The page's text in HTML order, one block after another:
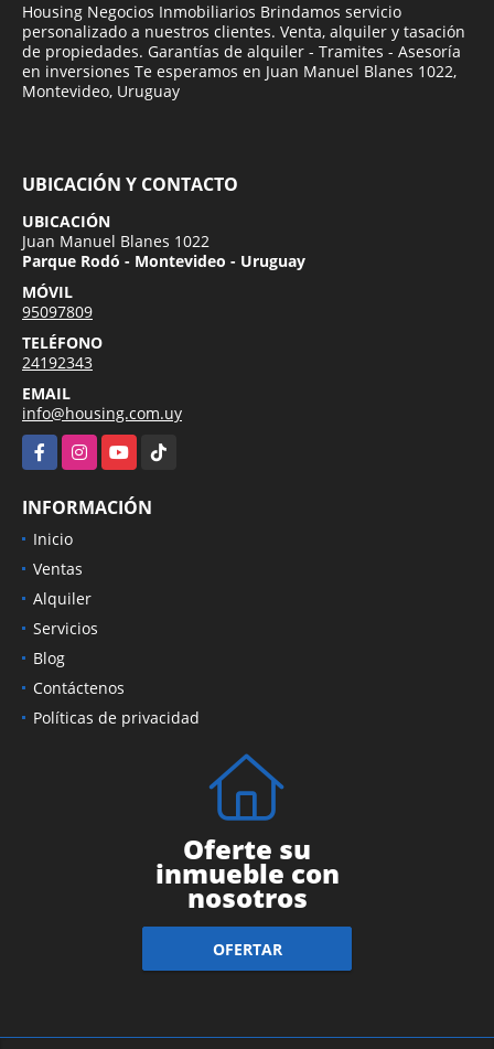
Housing Negocios Inmobiliarios Brindamos servicio
personalizado a nuestros clientes. Venta, alquiler y tasación
de propiedades. Garantías de alquiler - Tramites - Asesoría
en inversiones Te esperamos en Juan Manuel Blanes 1022,
Montevideo, Uruguay
UBICACIÓN Y CONTACTO
UBICACIÓN
Juan Manuel Blanes 1022
Parque Rodó - Montevideo - Uruguay
MÓVIL
95097809
TELÉFONO
24192343
EMAIL
info@housing.com.uy
FacebookInstagramYouTubeTikTok
INFORMACIÓN
Inicio
Ventas
Alquiler
Servicios
Blog
Contáctenos
Políticas de privacidad
Oferte su
inmueble con
nosotros
OFERTAR